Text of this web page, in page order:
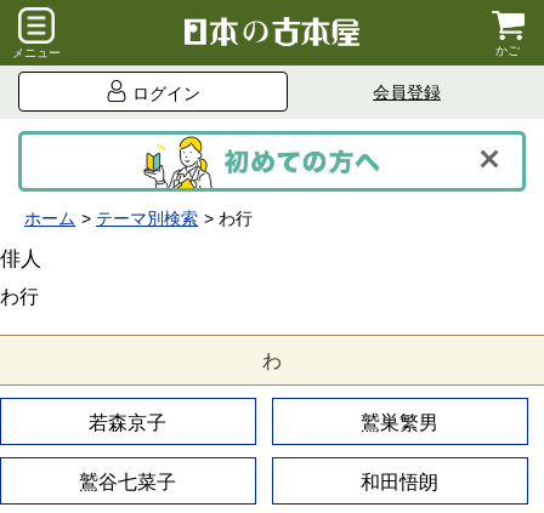
メニュー かご
ログイン 会員登録
ホーム テーマ別検索 わ行
俳人
わ行
わ
若森京子 鷲巣繁男
鷲谷七菜子 和田悟朗